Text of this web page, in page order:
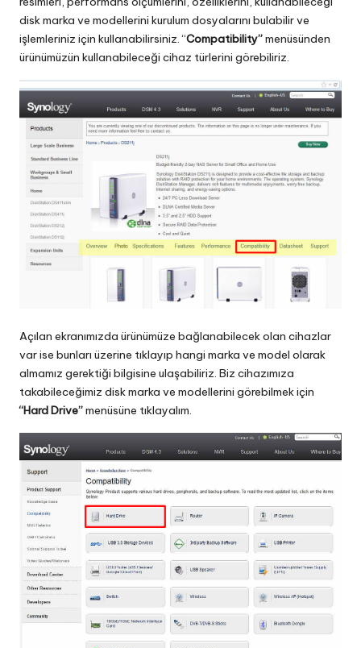
disk marka ve modellerini kurulum dosyalarını bulabilir ve
işlemleriniz için kullanabilirsiniz. “Compatibility”menüsünden
ürünümüzün kullanabileceği cihaz türlerini görebiliriz.
Açılan ekranımızda ürünümüze bağlanabilecek olan cihazlar
var ise bunları üzerine tıklayıp hangi marka ve model olarak
almamız gerektiği bilgisine ulaşabiliriz. Biz cihazımıza
takabileceğimiz disk marka ve modellerini görebilmek için
“Hard Drive”menüsüne tıklayalım.